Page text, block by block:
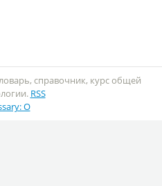
справочник, курс общей
RSS
O